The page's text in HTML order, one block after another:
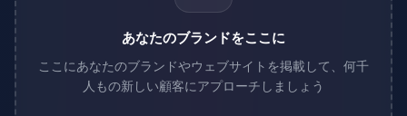
あなたのブランドをここに
ここにあなたのブランドやウェブサイトを掲載して、何千
人もの新しい顧客にアプローチしましょう